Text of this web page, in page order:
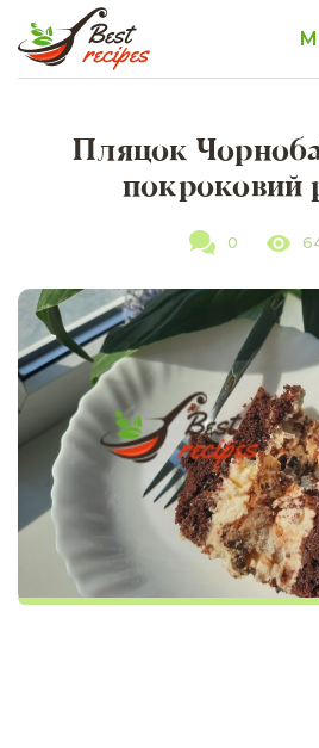
Пляцок
покроковий
0